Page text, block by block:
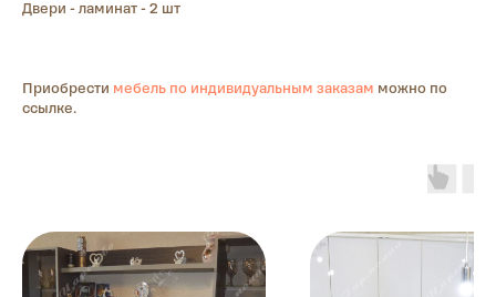
Двери - ламинат - 2 шт
Приобрести мебель по индивидуальным заказам можно по
ссылке.